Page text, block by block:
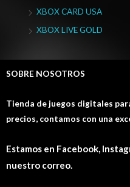
XBOX CARD USA
XBOX LIVE GOLD
SOBRE NOSOTROS
Tienda de juegos digitales
precios, contamos con una
Estamos en Facebook,
nuestro correo.